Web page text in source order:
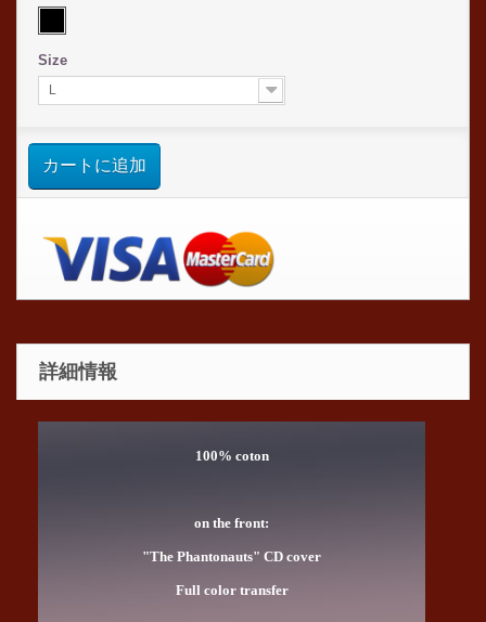
Size
L
カートに追加
詳細情報
100% coton
on the front:
"The Phantonauts" CD cover
Full color transfer